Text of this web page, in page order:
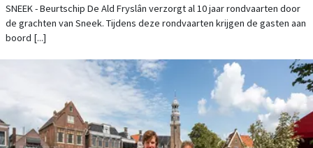
SNEEK - Beurtschip De Ald Fryslân verzorgt al 10 jaar rondvaarten door
de grachten van Sneek. Tijdens deze rondvaarten krijgen de gasten aan
boord [...]